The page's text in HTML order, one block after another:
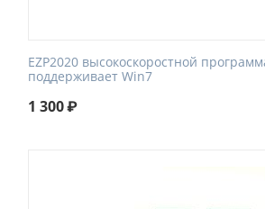
EZP2020 высокоскоростной
поддерживает Win7
1 300₽